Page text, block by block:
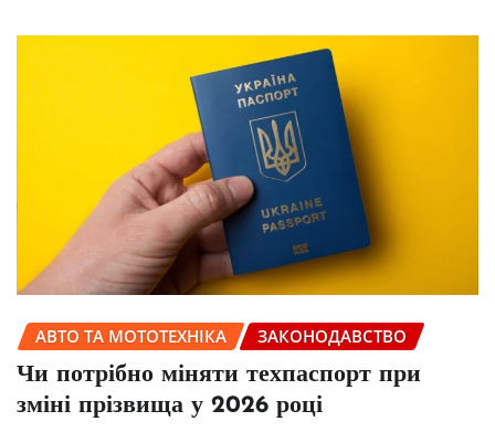
АВТО ТА МОТОТЕХНІКА ЗАКОНОДАВСТВО
Чи потрібно міняти техпаспорт при
зміні прізвища у 2026 році